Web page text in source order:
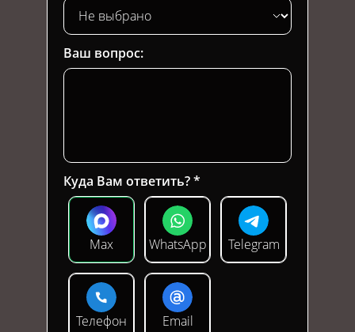
Ваш вопрос:
Куда Вам ответить?
Max WhatsApp Telegram
Телефон Email